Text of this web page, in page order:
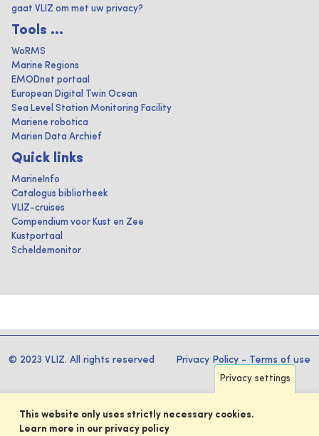
gaat VLIZ om met uw privacy?
Tools ...
WoRMS
Marine Regions
EMODnet portaal
European Digital Twin Ocean
Sea Level Station Monitoring Facility
Mariene robotica
Marien Data Archief
Quick links
MarineInfo
Catalogus bibliotheek
VLIZ-cruises
Compendium voor Kust en Zee
Kustportaal
Scheldemonitor
© 2023 VLIZ. All rights reserved Privacy Policy - Terms of use
Privacy settings
This website only uses strictly necessary cookies.
Learn more in our privacy policy